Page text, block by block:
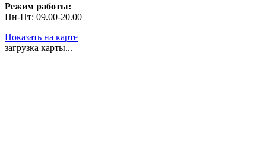
Режим работы:
Пн-Пт: 09.00-20.00
Показать на карте
загрузка карты...